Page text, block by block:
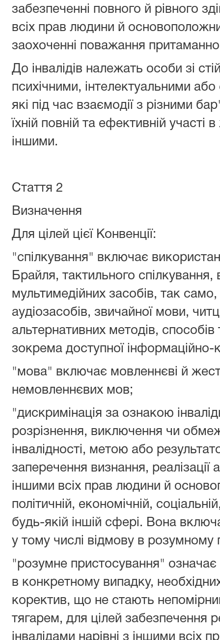
забезпеченні повного й рівного
всіх прав людини й
заохоченні поважання
До інвалідів належать особи зі
психічними, інтелектуальними
які під час взаємодії з різними
їхній повній та ефективній участі
іншими.
Стаття 2
Визначення
Для цілей цієї Конвенції:
"спілкування" включає
Брайля, тактильного
мультимедійних засобів, так
аудіозасобів, звичайної мови,
альтернативних методів,
зокрема доступної інформаційно-
"мова" включає мовленнєві й
немовленнєвих мов;
"дискримінація за ознакою
розрізнення, виключення чи
інвалідності, метою або
заперечення визнання, реалізації
іншими всіх прав людини й
політичній, економічній,
будь-якій іншій сфері. Вона
у тому числі відмову в розумному
"розумне пристосування"
в конкретному випадку,
коректив, що не стають
тягарем, для цілей забезпечення
інвалідами нарівні з іншими всіх